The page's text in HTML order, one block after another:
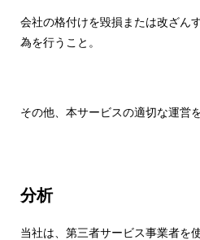
会社の格付けを毀損または改ざん
為を行うこと。
その他、本サービスの適切な運営
分析
当社は、第三者サービス事業者を